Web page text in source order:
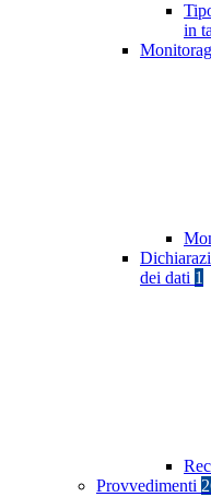
in
dei dati 1
Provvedimenti